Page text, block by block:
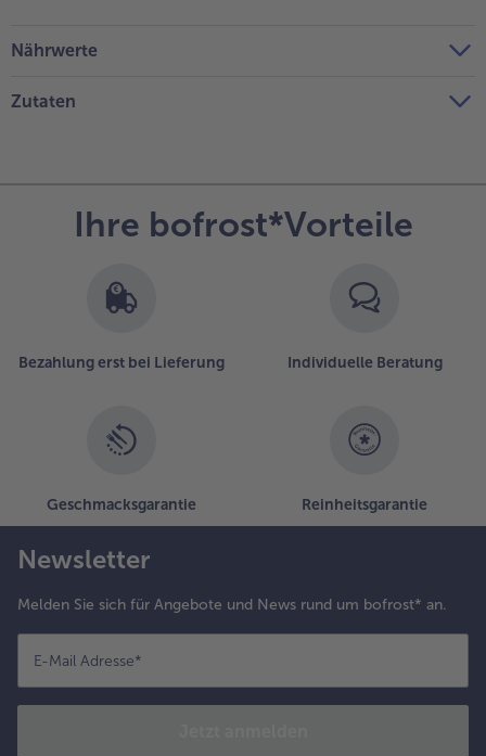
Nährwerte
Zutaten
Ihre bofrost*Vorteile
Bezahlung erst bei Lieferung Individuelle Beratung
Geschmacksgarantie Reinheitsgarantie
Newsletter
Melden Sie sich für Angebote und News rund um bofrost* an.
E-Mail Adresse*